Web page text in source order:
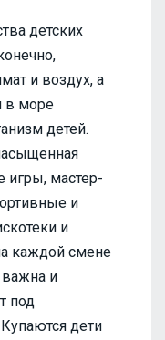
детских
и воздух, а
в море
детей.
игры, мастер-
и
и
каждой смене
важна и
под
дети